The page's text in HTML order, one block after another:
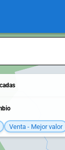
Venta - Mejor valor